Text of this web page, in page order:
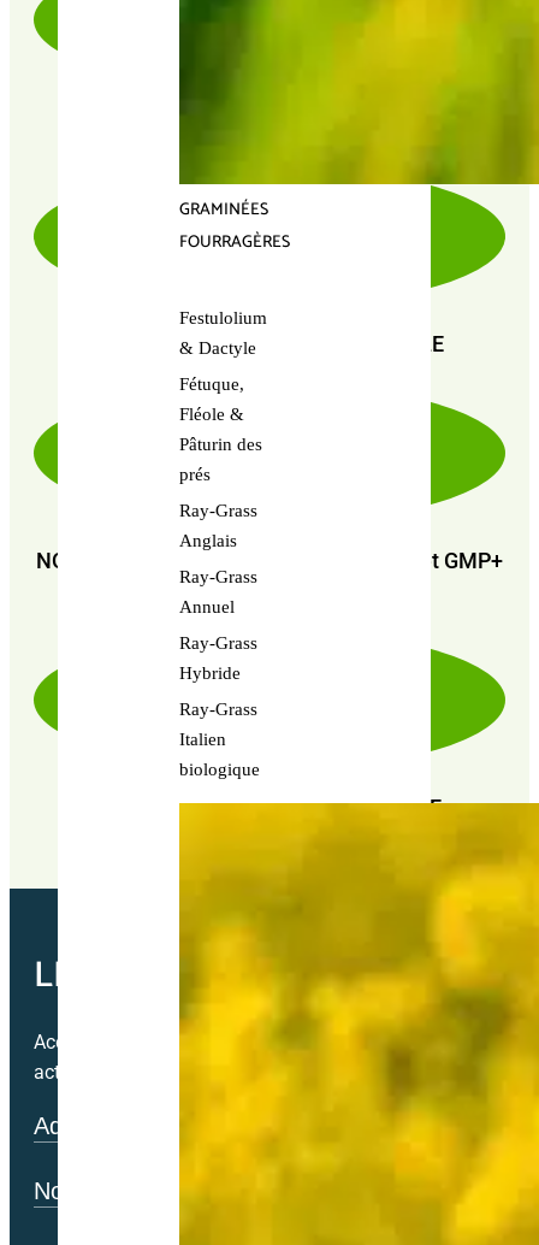
GRAMINÉES
FOURRAGÈRES
Festulolium
& Dactyle
Fétuque,
Fléole &
Pâturin des
prés
Ray-Grass
Anglais
Ray-Grass
Annuel
Ray-Grass
Hybride
Ray-Grass
Italien
biologique
PAIEMENT SÉCURISÉ 100% FIABLE
NOUS SOMMES CERTIFIÉS : GMP+ FSA et GMP+
FRA
EN RECHERCHE PERPÉTUELLE DE
LETTRE MENSUELLE
Accédez directement à nos bons plans exclusifs chaque
actualité.